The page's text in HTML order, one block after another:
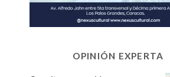
OPINIÓN EXPERTA